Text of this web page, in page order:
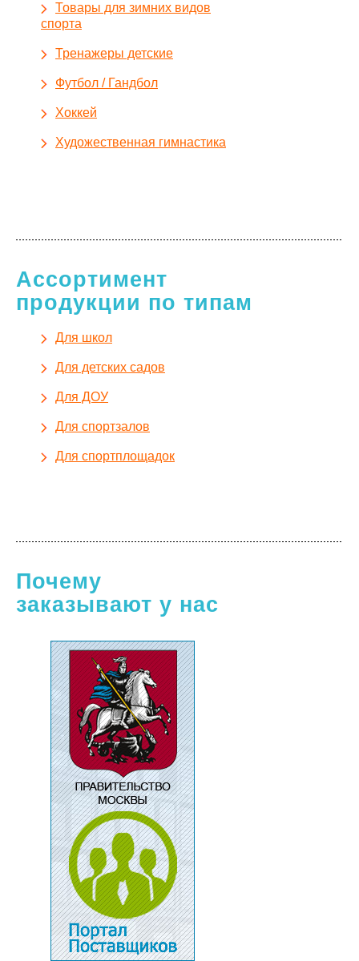
Товары для зимних видов
спорта
Тренажеры детские
Футбол / Гандбол
Хоккей
Художественная гимнастика
Ассортимент
продукции по типам
Для школ
Для детских садов
Для ДОУ
Для спортзалов
Для спортплощадок
Почему
заказывают у нас